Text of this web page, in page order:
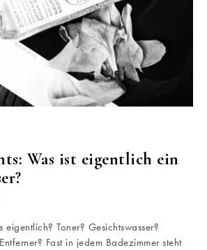
Was ist eigentlich ein
Toner? Gesichtswasser?
Fast in jedem Badezimmer steht